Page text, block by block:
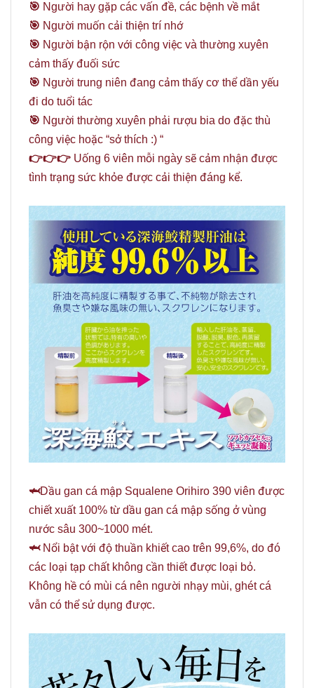
🎯 Người hay gặp các vấn đề, các bệnh về mắt
🎯 Người muốn cải thiện trí nhớ
🎯 Người bận rộn với công việc và thường xuyên
cảm thấy đuối sức
🎯 Người trung niên đang cảm thấy cơ thể dần yếu
đi do tuổi tác
🎯 Người thường xuyên phải rượu bia do đặc thù
công việc hoặc “sở thích :) “
👉👉👉 Uống 6 viên mỗi ngày sẽ cảm nhận được
tình trạng sức khỏe được cải thiện đáng kể.
🦈Dầu gan cá mập Squalene Orihiro 390 viên được
chiết xuất 100% từ dầu gan cá mập sống ở vùng
nước sâu 300~1000 mét.
🦈 Nổi bật với độ thuần khiết cao trên 99,6%, do đó
các loại tạp chất không cần thiết được loại bỏ.
Không hề có mùi cá nên người nhạy mùi, ghét cá
vẫn có thể sử dụng được.